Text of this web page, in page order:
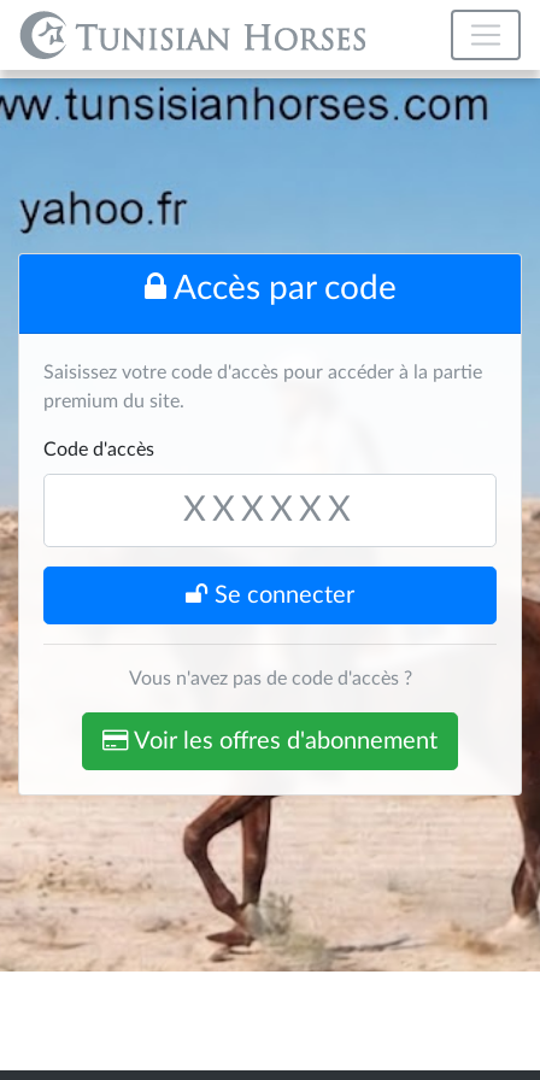
Accès par code
Saisissez votre code d'accès pour accéder à la partie
premium du site.
Code d'accès
Se connecter
Vous n'avez pas de code d'accès ?
Voir les offres d'abonnement